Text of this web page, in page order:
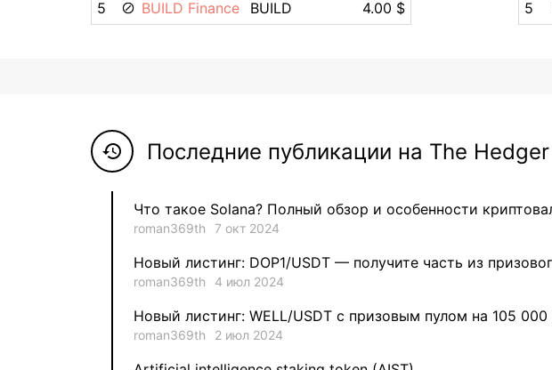
5
BUILD Finance BUILD 4.00 $
5
history Последние публикации на The Hedger
Что такое Solana? Полный обзор и особенности
roman369th 7 окт 2024
Новый листинг: DOP1/USDT — получите часть из
roman369th 4 июл 2024
Новый листинг: WELL/USDT с призовым пулом на 105 000
roman369th 2 июл 2024